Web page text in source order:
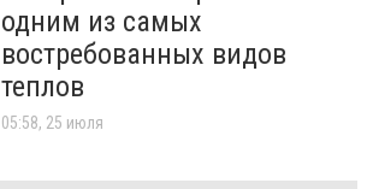
одним из самых
востребованных видов
теплов
05:58, 25 июля